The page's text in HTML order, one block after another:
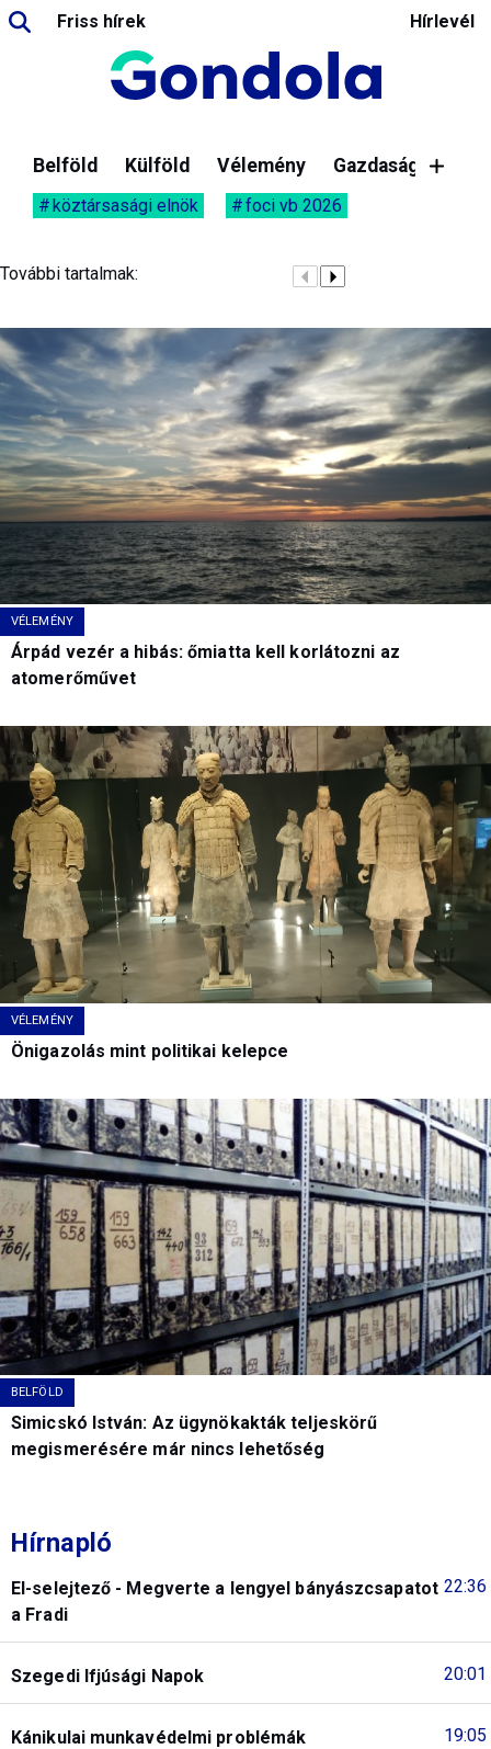
Friss hírek Hírlevél
Belföld Külföld Vélemény Gazdaság
köztársasági elnök foci vb 2026
További tartalmak:
VÉLEMÉNY
Árpád vezér a hibás: őmiatta kell korlátozni az
atomerőművet
VÉLEMÉNY
Önigazolás mint politikai kelepce
BELFÖLD
Simicskó István: Az ügynökakták teljeskörű
megismerésére már nincs lehetőség
Hírnapló
22:36
El-selejtező - Megverte a lengyel bányászcsapatot
a Fradi
20:01
Szegedi Ifjúsági Napok
19:05
Kánikulai munkavédelmi problémák